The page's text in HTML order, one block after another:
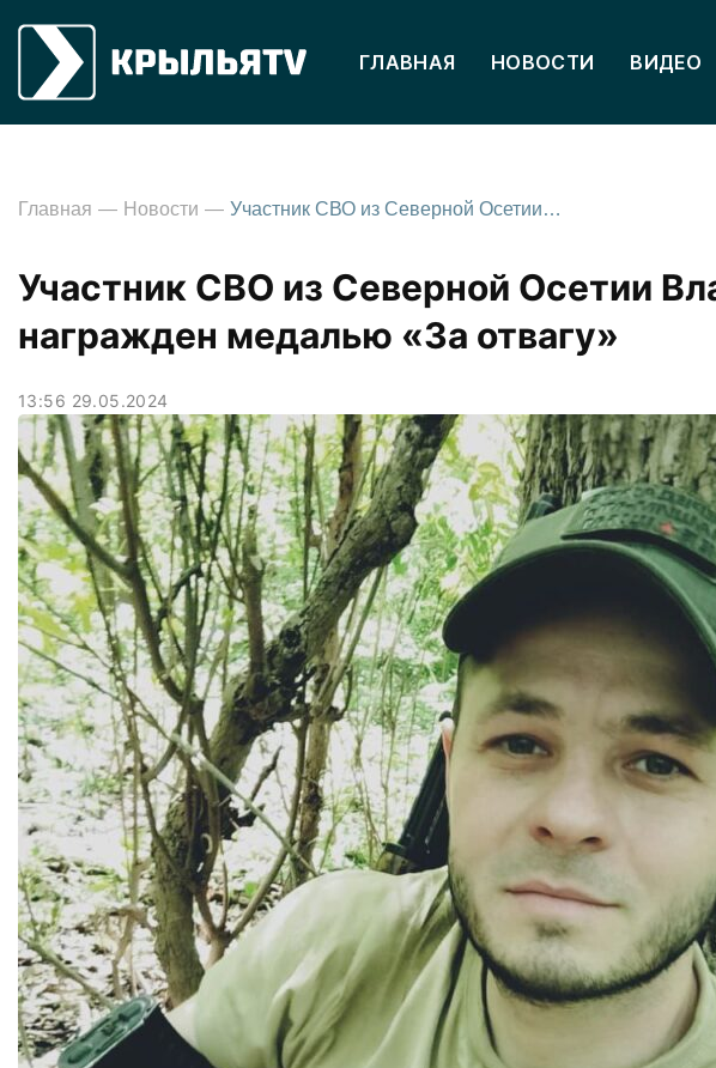
ГЛАВНАЯ НОВОСТИ ВИДЕО
Главная Новости Участник СВО из Северной Осетии Владимир Цалоев награжден медалью «За отвагу»
Участник СВО из Северной Осетии
награжден медалью «За отвагу»
13:56 29.05.2024